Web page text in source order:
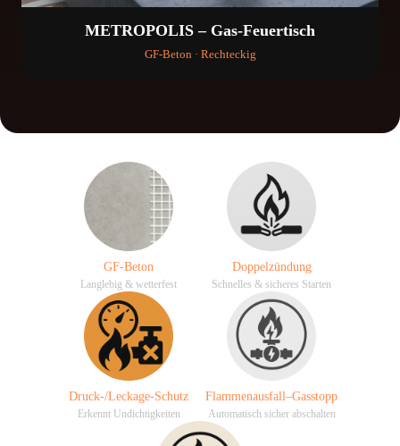
METROPOLIS – Gas-Feuertisch
GF-Beton · Rechteckig
GF-Beton
Langlebig & wetterfest
Doppelzündung
Schnelles & sicheres Starten
Druck-/Leckage-Schutz
Erkennt Undichtigkeiten
Flammenausfall–Gasstopp
Automatisch sicher abschalten